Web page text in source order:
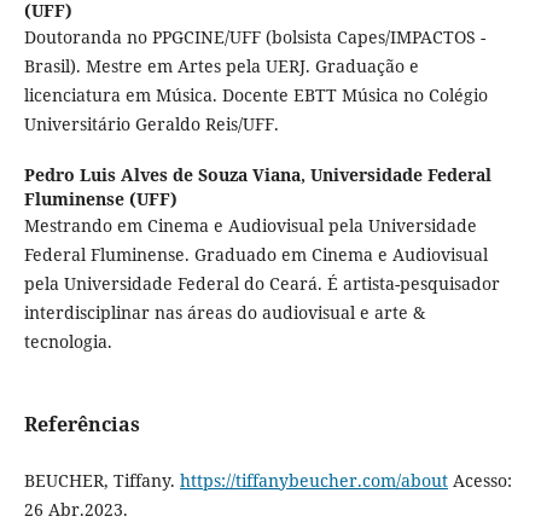
(UFF)
Doutoranda no PPGCINE/UFF (bolsista Capes/IMPACTOS -
Brasil). Mestre em Artes pela UERJ. Graduação e
licenciatura em Música. Docente EBTT Música no Colégio
Universitário Geraldo Reis/UFF.
Pedro Luis Alves de Souza Viana, Universidade Federal
Fluminense (UFF)
Mestrando em Cinema e Audiovisual pela Universidade
Federal Fluminense. Graduado em Cinema e Audiovisual
pela Universidade Federal do Ceará. É artista-pesquisador
interdisciplinar nas áreas do audiovisual e arte &
tecnologia.
Referências
BEUCHER, Tiffany. https://tiffanybeucher.com/aboutAcesso:
26 Abr.2023.